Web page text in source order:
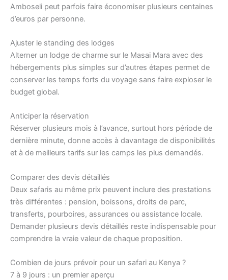
Amboseli peut parfois faire économiser plusieurs centaines
d’euros par personne.
Ajuster le standing des lodges
Alterner un lodge de charme sur le Masai Mara avec des
hébergements plus simples sur d’autres étapes permet de
conserver les temps forts du voyage sans faire exploser le
budget global.
Anticiper la réservation
Réserver plusieurs mois à l’avance, surtout hors période de
dernière minute, donne accès à davantage de disponibilités
et à de meilleurs tarifs sur les camps les plus demandés.
Comparer des devis détaillés
Deux safaris au même prix peuvent inclure des prestations
très différentes : pension, boissons, droits de parc,
transferts, pourboires, assurances ou assistance locale.
Demander plusieurs devis détaillés reste indispensable pour
comprendre la vraie valeur de chaque proposition.
Combien de jours prévoir pour un safari au Kenya ?
7 à 9 jours : un premier aperçu